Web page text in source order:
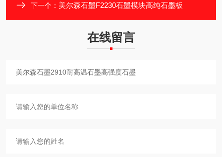
下一个： 美尔森石墨F2230石墨模块高纯石墨板
在线留言